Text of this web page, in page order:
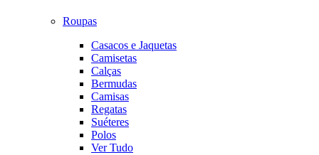
Roupas
Casacos e Jaquetas
Camisetas
Calças
Bermudas
Camisas
Regatas
Suéteres
Polos
Ver Tudo